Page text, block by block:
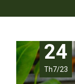
24
Th7/23